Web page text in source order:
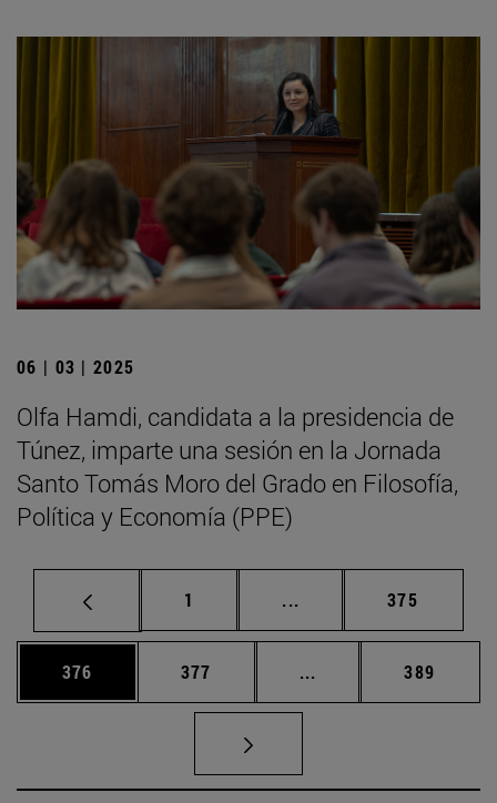
06 | 03 | 2025
Olfa Hamdi, candidata a la presidencia de
Túnez, imparte una sesión en la Jornada
Santo Tomás Moro del Grado en Filosofía,
Política y Economía (PPE)
Página
1 ... Páginas intermedias
Página
375
Página
376 Página
377 ... Páginas intermedias
Página
389